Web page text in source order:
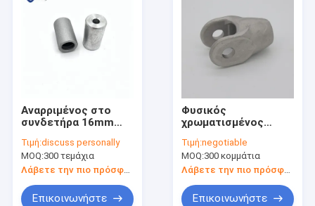
Αναρριμένος στο
συνδετήρα 16mm
σχοινιών παιδικών
χαρών δικτύου
πόρπες σχοινιών
Τιμή:discuss personally
MOQ:300 τεμάχια
Λάβετε την πιο πρόσφατη τιμή
Επικοινωνήστε
Φυσικός
χρωματισμένος
Τ 16mm
συναρμολογήσεις
εξαρτημάτων
σχοινιών
συνδυασμού
Τιμή:negotiable
MOQ:300 κομμάτια
Επικοινωνήστε